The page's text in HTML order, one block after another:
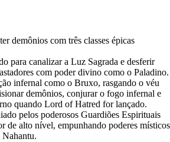
demônios com três classes épicas
para canalizar a Luz Sagrada e desferir
com poder divino como o Paladino.
infernal como o Bruxo, rasgando o véu
demônios, conjurar o fogo infernal e
quando Lord of Hatred for lançado.
pelos poderosos Guardiões Espirituais
de alto nível, empunhando poderes místicos
Nahantu.